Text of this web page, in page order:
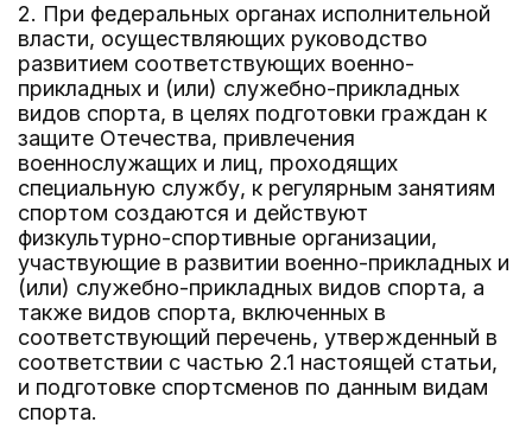
2. При федеральных органах исполнительной
власти, осуществляющих руководство
развитием соответствующих военно-
прикладных и (или) служебно-прикладных
видов спорта, в целях подготовки граждан к
защите Отечества, привлечения
военнослужащих и лиц, проходящих
специальную службу, к регулярным занятиям
спортом создаются и действуют
физкультурно-спортивные организации,
участвующие в развитии военно-прикладных и
(или) служебно-прикладных видов спорта, а
также видов спорта, включенных в
соответствующий перечень, утвержденный в
соответствии с частью 2.1 настоящей статьи,
и подготовке спортсменов по данным видам
спорта.